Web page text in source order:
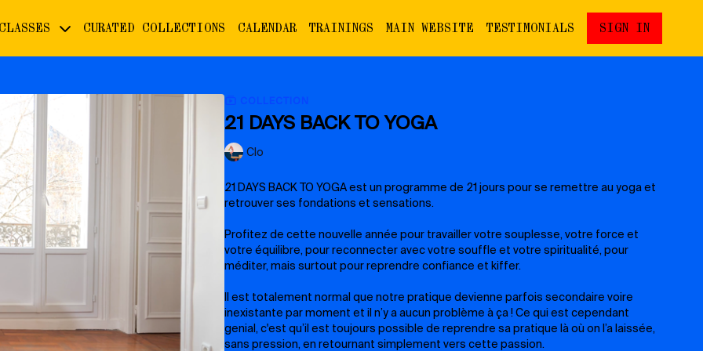
CURATED COLLECTIONS CALENDAR TRAININGS MAIN WEBSITE TESTIMONIALS SIGN IN
COLLECTION
21 DAYS BACK TO YOGA
Clo
21 DAYS BACK TO YOGA est un programme de 21 jours pour se remettre au yoga et
retrouver ses fondations et sensations.
Profitez de cette nouvelle année pour travailler votre souplesse, votre force et
votre équilibre, pour reconnecter avec votre souffle et votre spiritualité, pour
méditer, mais surtout pour reprendre confiance et kiffer.
Il est totalement normal que notre pratique devienne parfois secondaire voire
inexistante par moment et il n’y a aucun problème à ça ! Ce qui est cependant
genial, c'est qu’il est toujours possible de reprendre sa pratique là où on l’a laissée,
sans pression, en retournant simplement vers cette passion.